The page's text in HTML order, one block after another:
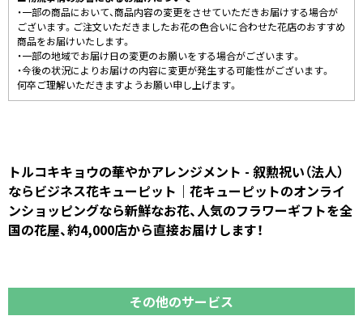
・一部の商品において、商品内容の変更をさせていただきお届けする場合が
ございます。ご注文いただきましたお花の色合いに合わせた花店のおすすめ
商品をお届けいたします。
・一部の地域でお届け日の変更のお願いをする場合がございます。
・今後の状況によりお届けの内容に変更が発生する可能性がございます。
何卒ご理解いただきますようお願い申し上げます。
トルコキキョウの華やかアレンジメント - 叙勲祝い（法人）
ならビジネス花キューピット｜花キューピットのオンライ
ンショッピングなら新鮮なお花、人気のフラワーギフトを全
国の花屋、約4,000店から直接お届けします！
その他のサービス